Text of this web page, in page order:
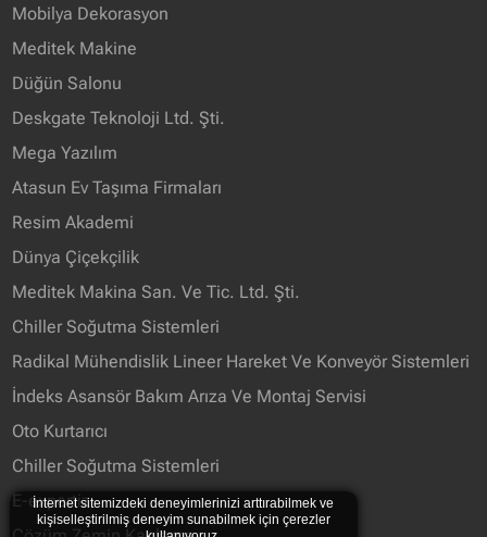
Mobilya Dekorasyon
Meditek Makine
Düğün Salonu
Deskgate Teknoloji Ltd. Şti.
Mega Yazılım
Atasun Ev Taşıma Firmaları
Resim Akademi
Dünya Çiçekçilik
Meditek Makina San. Ve Tic. Ltd. Şti.
Chiller Soğutma Sistemleri
Radikal Mühendislik Lineer Hareket Ve Konveyör Sistemleri
İndeks Asansör Bakım Arıza Ve Montaj Servisi
Oto Kurtarıcı
Chiller Soğutma Sistemleri
E-expertiz
İnternet sitemizdeki deneyimlerinizi arttırabilmek ve
kişiselleştirilmiş deneyim sunabilmek için çerezler